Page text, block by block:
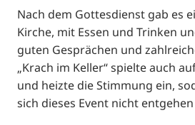
Nach dem Gottesdienst gab es
Kirche, mit Essen und Trinken
guten Gesprächen und
„Krach im Keller“ spielte auch
und heizte die Stimmung ein,
sich dieses Event nicht